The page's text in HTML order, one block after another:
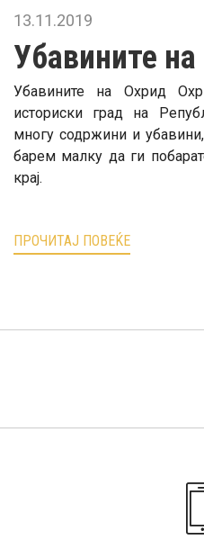
13.11.2019
Убавините
Убавините на Охрид
историски град на
многу содржини и
барем малку да ги
крај.
ПРОЧИТАЈ ПОВЕЌЕ